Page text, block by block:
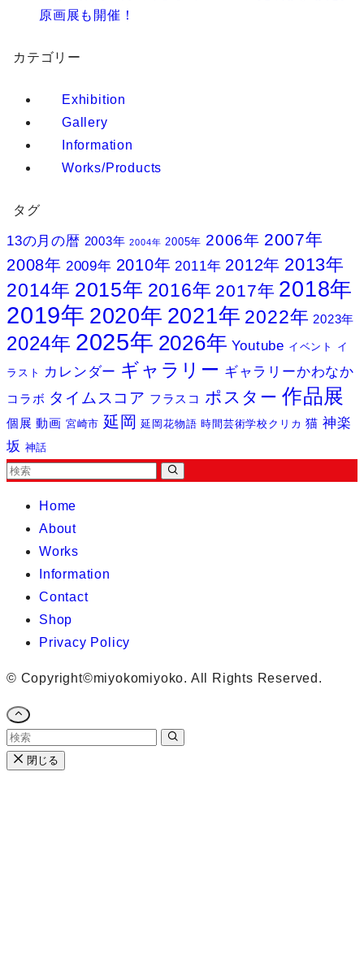
原画展も開催！
カテゴリー
Exhibition
Gallery
Information
Works/Products
タグ
13の月の暦 2003年 2004年 2005年 2006年 2007年
2008年 2009年 2010年 2011年 2012年 2013年
2014年 2015年 2016年 2017年 2018年
2019年 2020年 2021年 2022年 2023年
2024年 2025年 2026年 Youtube イベント イ
ラスト カレンダー ギャラリー ギャラリーかわなか
コラボ タイムスコア フラスコ ポスター 作品展
個展 動画 宮崎市 延岡 延岡花物語 時間芸術学校クリカ 猫 神楽
坂 神話
Home
About
Works
Information
Contact
Shop
Privacy Policy
© Copyright©miyokomiyoko. All Rights Reserved.
閉じる